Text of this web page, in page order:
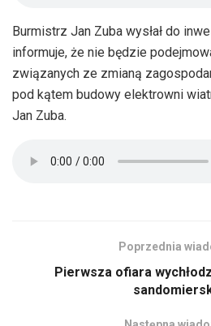
Burmistrz Jan Zuba wysłał do
informuje, że nie będzie
związanych ze zmianą
pod kątem budowy elektrowni
Jan Zuba.
Poprzednia
Pierwsza ofiara